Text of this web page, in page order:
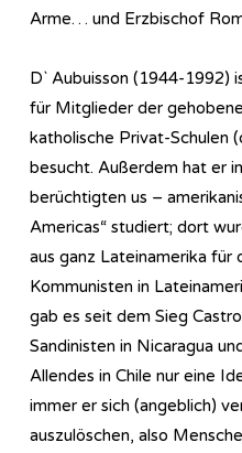
Arme… und Erzbischof
D` Aubuisson (1944-1992)
für Mitglieder der
katholische Privat-Schulen
besucht. Außerdem hat er
berüchtigten us –
Americas“ studiert; dort
aus ganz Lateinamerika für
Kommunisten in
gab es seit dem Sieg
Sandinisten in Nicaragua
Allendes in Chile nur eine
immer er sich (angeblich)
auszulöschen, also